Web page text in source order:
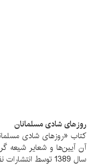
روزهای شادی مسلمانان
کتاب «روزهای شادی
آن آیین‌ها و شعایر شیعه
سال 1389 توسط انتشارات نفری منتشر شد.